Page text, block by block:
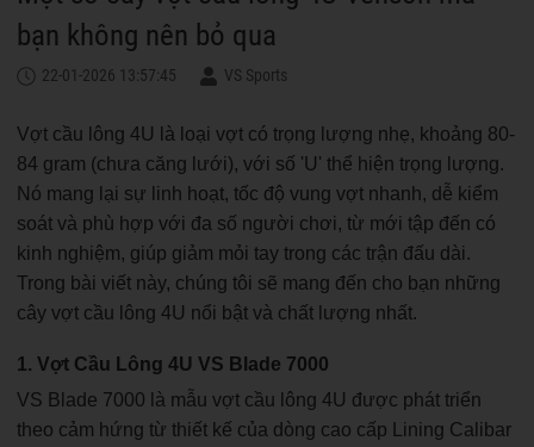
bạn không nên bỏ qua
22-01-2026 13:57:45 VS Sports
Vợt cầu lông 4U là loại vợt có trọng lượng nhẹ, khoảng 80-
84 gram (chưa căng lưới), với số 'U' thể hiện trọng lượng.
Nó mang lại sự linh hoạt, tốc độ vung vợt nhanh, dễ kiểm
soát và phù hợp với đa số người chơi, từ mới tập đến có
kinh nghiệm, giúp giảm mỏi tay trong các trận đấu dài.
Trong bài viết này, chúng tôi sẽ mang đến cho bạn những
cây vợt cầu lông 4U nổi bật và chất lượng nhất.
1. Vợt Cầu Lông 4U VS Blade 7000
VS Blade 7000 là mẫu vợt cầu lông 4U được phát triển
theo cảm hứng từ thiết kế của dòng cao cấp Lining Calibar